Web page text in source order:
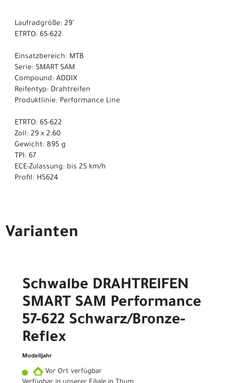
Laufradgröße: 29"
ETRTO: 65-622
Einsatzbereich: MTB
Serie: SMART SAM
Compound: ADDIX
Reifentyp: Drahtreifen
Produktlinie: Performance Line
ETRTO: 65-622
Zoll: 29 x 2.60
Gewicht: 895 g
TPI: 67
ECE-Zulassung: bis 25 km/h
Profil: HS624
Varianten
Schwalbe DRAHTREIFEN
SMART SAM Performance
57-622 Schwarz/Bronze-
Reflex
Modelljahr
Vor Ort verfügbar